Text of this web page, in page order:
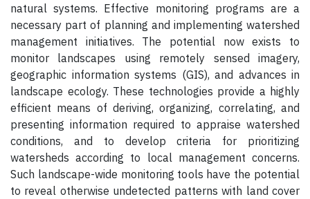
natural systems. Effective monitoring programs are a
necessary part of planning and implementing watershed
management initiatives. The potential now exists to
monitor landscapes using remotely sensed imagery,
geographic information systems (GIS), and advances in
landscape ecology. These technologies provide a highly
efficient means of deriving, organizing, correlating, and
presenting information required to appraise watershed
conditions, and to develop criteria for prioritizing
watersheds according to local management concerns.
Such landscape-wide monitoring tools have the potential
to reveal otherwise undetected patterns with land cover